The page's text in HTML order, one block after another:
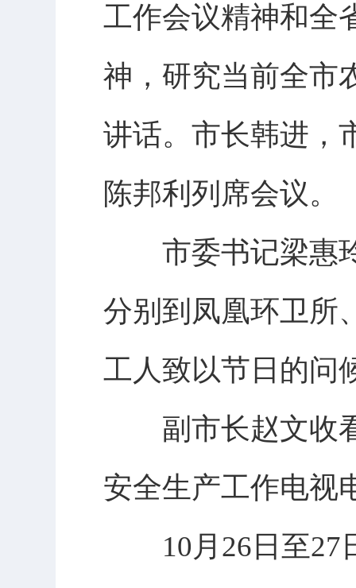
工作会议精神和全
神，研究当前全市
讲话。市长韩进，
陈邦利列席会议。
市委书记梁惠玲
分别到凤凰环卫所
工人致以节日的问
副市长赵文收看
安全生产工作电视
10月26日至27